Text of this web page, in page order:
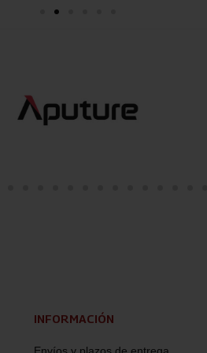
INFORMACIÓN